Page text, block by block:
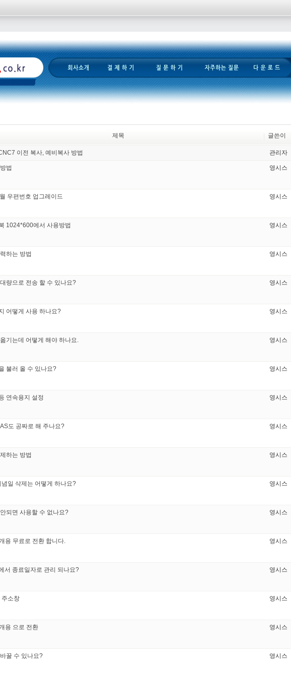
제목 글쓴이
이전 복사, 예비복사 방법 관리자
법 영시스
우편번호 업그레이드 영시스
1024*600에서 사용방법 영시스
하는 방법 영시스
량으로 전송 할 수 있나요? 영시스
어떻게 사용 하나요? 영시스
기는데 어떻게 해야 하나요. 영시스
불러 올 수 있나요? 영시스
연속용지 설정 영시스
도 공짜로 해 주나요? 영시스
하는 방법 영시스
념일 삭제는 어떻게 하나요? 영시스
되면 사용할 수 없나요? 영시스
용 무료로 전환 합니다. 영시스
서 종료일자로 관리 되나요? 영시스
주소창 영시스
용 으로 전환 영시스
꿀 수 있나요? 영시스